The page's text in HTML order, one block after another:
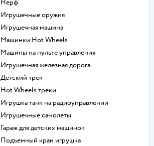
Нерф
Игрушечные оружия
Игрушечная машина
Машинки Hot Wheels
Машины на пульте управления
Игрушечная железная дорога
Детский трек
Hot Wheels треки
Игрушка танк на радиоуправлении
Игрушечные самолеты
Гараж для детских машинок
Подъемный кран игрушка